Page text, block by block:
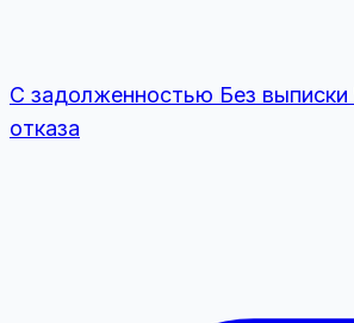
С задолженностью Без выписки
отказа